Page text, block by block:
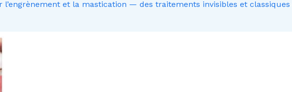
l’engrènement et la mastication — des traitements invisibles et